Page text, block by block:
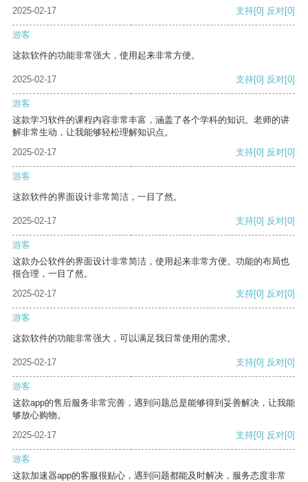
2025-02-17
支持[0] 反对[0]
游客
这款软件的功能非常强大，使用起来非常方便。
2025-02-17 支持[0] 反对[0]
游客
这款学习软件的课程内容非常丰富，涵盖了各个学科的知识。老师的讲
解非常生动，让我能够轻松理解知识点。
2025-02-17
支持[0] 反对[0]
游客
这款软件的界面设计非常简洁，一目了然。
2025-02-17 支持[0] 反对[0]
游客
这款办公软件的界面设计非常简洁，使用起来非常方便。功能的布局也
很合理，一目了然。
2025-02-17
支持[0] 反对[0]
游客
这款软件的功能非常强大，可以满足我日常使用的需求。
2025-02-17 支持[0] 反对[0]
游客
这款app的售后服务非常完善，遇到问题总是能够得到妥善解决，让我能
够放心购物。
2025-02-17
支持[0] 反对[0]
游客
这款加速器app的客服很贴心，遇到问题都能及时解决，服务态度非常